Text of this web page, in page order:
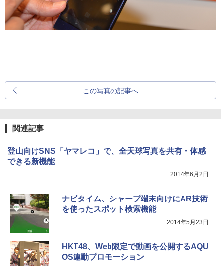
この写真の記事へ
関連記事
登山向けSNS「ヤマレコ」で、全天球写真を共有・体感
できる新機能
2014年6月2日
ナビタイム、シャープ端末向けにAR技術
を使ったスポット検索機能
2014年5月23日
HKT48、Web限定で動画を公開するAQU
OS連動プロモーション